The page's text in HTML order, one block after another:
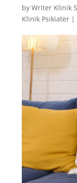
by Writer Klinik
Klinik Psikiater|